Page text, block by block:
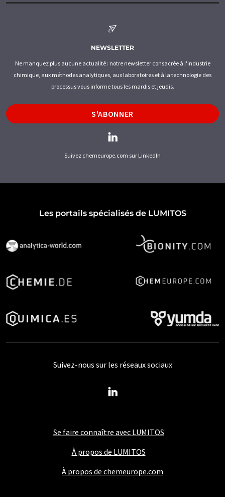
NEWSLETTER
Ne manquez plus aucune actualité : notre newsletter consacrée à l'industrie
chimique, aux méthodes analytiques, aux laboratoires et à la technologie des
processus vous informe tous les mardis et jeudis.
S'ABONNER
Suivez chemeurope.com sur LinkedIn
Les portails spécialisés de LUMITOS
Se faire connaître avec LUMITOS
À propos de LUMITOS
À propos de chemeurope.com
Suivez-nous sur les réseaux sociaux